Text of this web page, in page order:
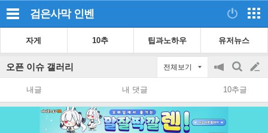
검은사막 인벤
자게 10추 팁과노하우 유저뉴스
오픈 이슈 갤러리 전체보기
공
지
on/off
검
색
글
쓰
내글 내 댓글 10추글